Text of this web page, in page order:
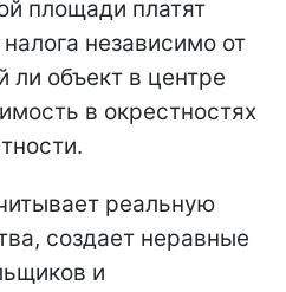
площади платят
независимо от
ли объект в центре
в окрестностях
реальную
создает неравные
и